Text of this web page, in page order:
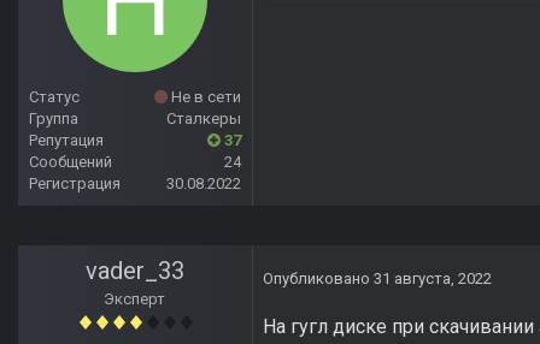
Статус
Не в сети
Группа
Сталкеры
Репутация
37
Сообщений
24
Регистрация
30.08.2022
vader_33
Эксперт
Опубликовано 31 августа, 2022
На гугл диске при